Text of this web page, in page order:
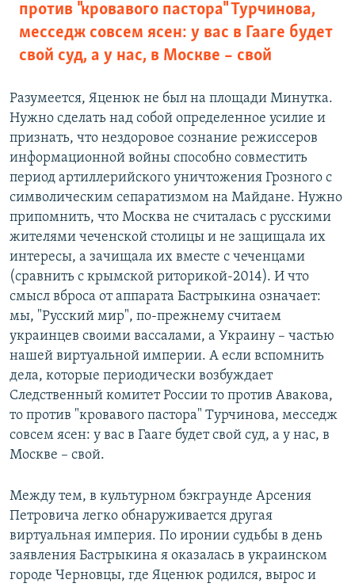
против "кровавого пастора" Турчинова,
месседж совсем ясен: у вас в Гааге будет
свой суд, а у нас, в Москве – свой
Разумеется, Яценюк не был на площади Минутка.
Нужно сделать над собой определенное усилие и
признать, что нездоровое сознание режиссеров
информационной войны способно совместить
период артиллерийского уничтожения Грозного c
cимволическим сепаратизмом на Майдане. Нужно
припомнить, что Москва не считалась с русскими
жителями чеченской столицы и не защищала их
интересы, а зачищала их вместе с чеченцами
(сравнить с крымской риторикой-2014). И что
смысл вброса от аппарата Бастрыкина означает:
мы, "Русский мир", по-прежнему считаем
украинцев своими вассалами, а Украину – частью
нашей виртуальной империи. А если вспомнить
дела, которые периодически возбуждает
Следственный комитет России то против Авакова,
то против "кровавого пастора" Турчинова, месседж
совсем ясен: у вас в Гааге будет свой суд, а у нас, в
Москве – свой.
Между тем, в культурном бэкграунде Арсения
Петровича легко обнаруживается другая
виртуальная империя. По иронии судьбы в день
заявления Бастрыкина я оказалась в украинском
городе Черновцы, где Яценюк родился, вырос и